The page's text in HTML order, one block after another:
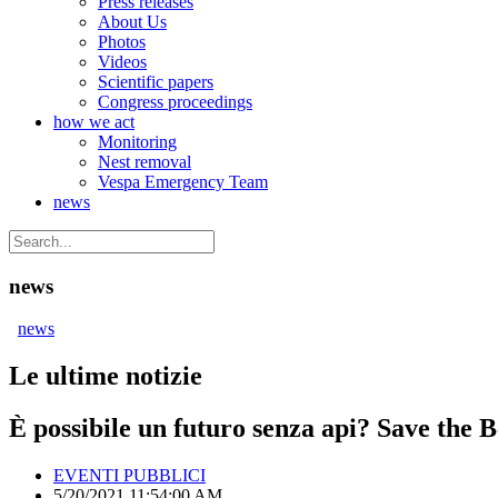
About Us
Photos
Videos
Scientific papers
Congress proceedings
how we act
Monitoring
Nest removal
Vespa Emergency Team
news
news
news
Le ultime notizie
È possibile un futuro senza api? Save the
EVENTI PUBBLICI